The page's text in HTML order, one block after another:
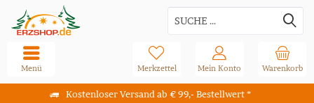
Kostenloser Versand ab € 99,- Bestellwert *
Warenkorb
Merkzettel Mein Konto
Menü